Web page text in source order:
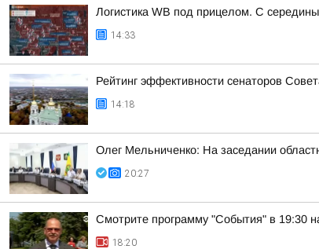
Логистика WB под прицелом. С
14:33
Рейтинг эффективности сенаторов
14:18
Олег Мельниченко: На заседании
20:27
Смотрите программу "События" в 19:30
18:20